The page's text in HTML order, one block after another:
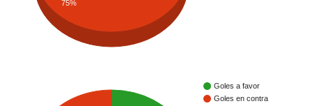
75%
Goles a favor
Goles en contra